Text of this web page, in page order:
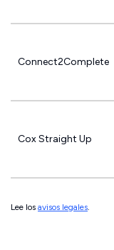
Connect2Complete
Cox Straight Up
Lee los avisos legales.